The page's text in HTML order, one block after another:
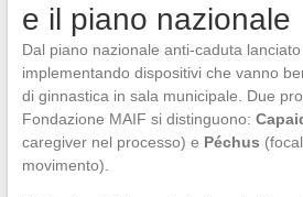
e il piano nazionale
Dal piano nazionale anti-caduta
implementando dispositivi che vanno
di ginnastica in sala municipale. Due
Fondazione MAIF si distinguono:
caregiver nel processo) e Péchus
movimento).